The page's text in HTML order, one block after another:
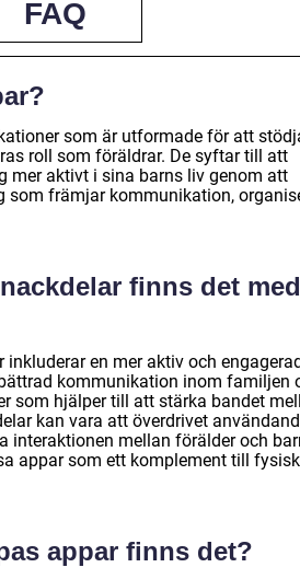
FAQ
som är utformade för att
roll som föräldrar. De syftar till att
mer aktivt i sina barns liv genom att
som främjar kommunikation,
finns det med
en mer aktiv och
kommunikation inom familjen
som hjälper till att stärka bandet
kan vara att överdrivet
interaktionen mellan förälder och
appar som ett komplement till
appar finns det?